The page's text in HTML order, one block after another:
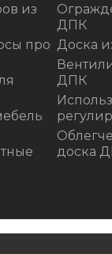
из
про
ДПК
Доска
ДПК
доска